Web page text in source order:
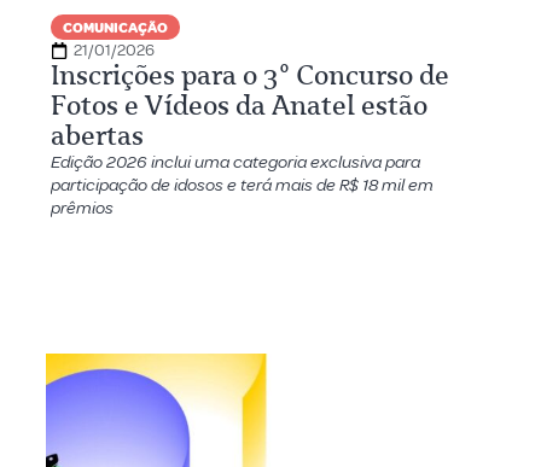
COMUNICAÇÃO
21/01/2026
Inscrições para o 3º Concurso de
Fotos e Vídeos da Anatel estão
abertas
Edição 2026 inclui uma categoria exclusiva para
participação de idosos e terá mais de R$ 18 mil em
prêmios